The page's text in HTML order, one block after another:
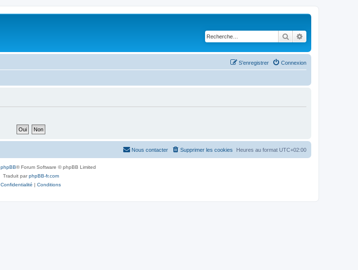
Rechercher
Connexion
S’enregistrer
Heures au format UTC+02:00
Supprimer les cookies
Nous contacter
phpBB® Forum Software © phpBB Limited
Traduit parphpBB-fr.com
Confidentialité | Conditions